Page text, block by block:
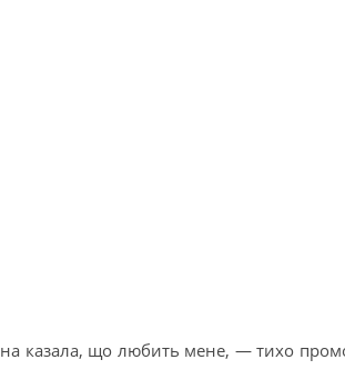
казала, що любить мене, — тихо